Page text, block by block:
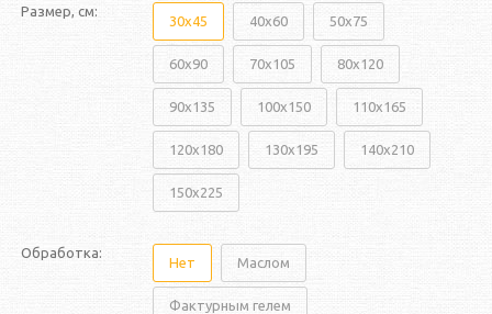
Размер, см:
30x45 40x60 50x75
60x90 70x105 80x120
90x135 100x150 110x165
120x180 130x195 140x210
150x225
Обработка:
Нет Маслом
Фактурным гелем